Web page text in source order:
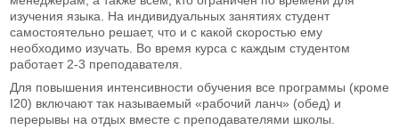
изучения языка. На индивидуальных занятиях студент
самостоятельно решает, что и с какой скоростью ему
необходимо изучать. Во время курса с каждым студентом
работает 2-3 преподавателя.
Для повышения интенсивности обучения все программы (кроме
I20) включают так называемый «рабочий ланч» (обед) и
перерывы на отдых вместе с преподавателями школы.